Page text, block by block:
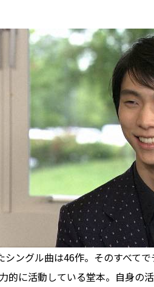
ングル曲は46作。そのすべて
的に活動している堂本。自身の